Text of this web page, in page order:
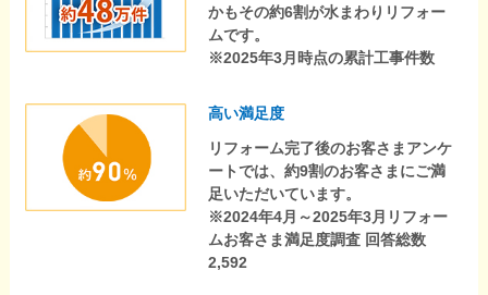
かもその約6割が水まわりリフォー
ムです。
※2025年3月時点の累計工事件数
高い満足度
リフォーム完了後のお客さまアンケ
ートでは、約9割のお客さまにご満
足いただいています。
※2024年4月～2025年3月リフォー
ムお客さま満足度調査 回答総数
2,592